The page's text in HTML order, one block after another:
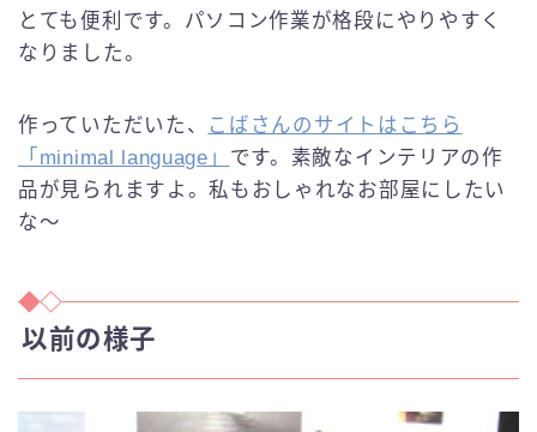
とても便利です。パソコン作業が格段にやりやすく
なりました。
作っていただいた、
こばさんのサイトはこちら
「minimal language」 です。素敵なインテリアの作
品が見られますよ。私もおしゃれなお部屋にしたい
な〜
以前の様子